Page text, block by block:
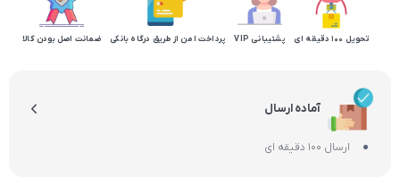
تحویل 100 دقیقه ای پشتیبانی VIP پرداخت امن از طریق درگاه بانکی ضمانت اصل بودن کالا
آماده ارسال
ارسال 100 دقیقه ای